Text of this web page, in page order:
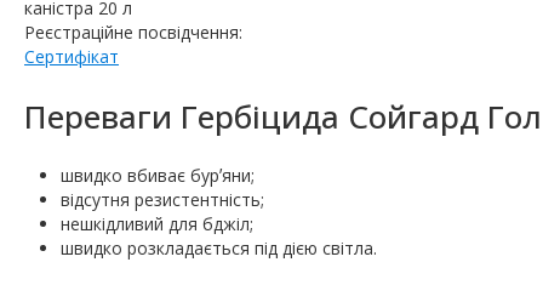
каністра 20 л
Реєстраційне посвідчення:
Сертифікат
Переваги Гербіцида Сойгард
швидко вбиває бурʼяни;
відсутня резистентність;
нешкідливий для бджіл;
швидко розкладається під дією світла.